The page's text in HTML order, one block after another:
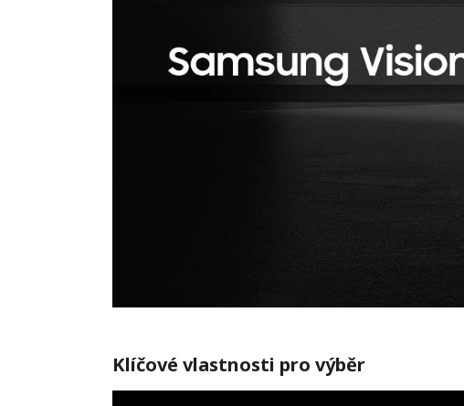
Klíčové vlastnosti pro výběr